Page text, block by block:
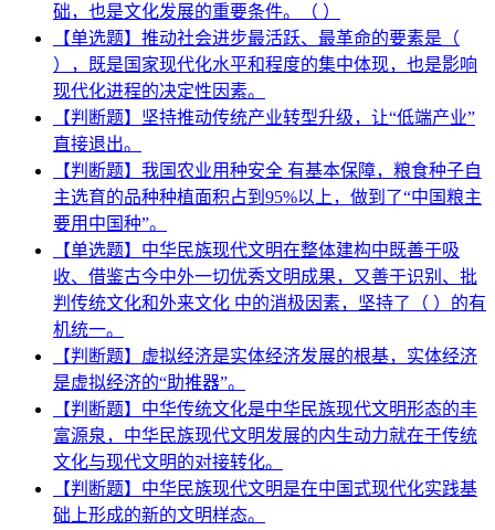
础，也是文化发展的重要条件。（ ）
【单选题】推动社会进步最活跃、最革命的要素是（
），既是国家现代化水平和程度的集中体现，也是影响
现代化进程的决定性因素。
【判断题】坚持推动传统产业转型升级，让“低端产业”
直接退出。
【判断题】我国农业用种安全 有基本保障，粮食种子自
主选育的品种种植面积占到95%以上，做到了“中国粮主
要用中国种”。
【单选题】中华民族现代文明在整体建构中既善于吸
收、借鉴古今中外一切优秀文明成果，又善于识别、批
判传统文化和外来文化 中的消极因素，坚持了（ ）的有
机统一。
【判断题】虚拟经济是实体经济发展的根基，实体经济
是虚拟经济的“助推器”。
【判断题】中华传统文化是中华民族现代文明形态的丰
富源泉，中华民族现代文明发展的内生动力就在于传统
文化与现代文明的对接转化。
【判断题】中华民族现代文明是在中国式现代化实践基
础上形成的新的文明样态。